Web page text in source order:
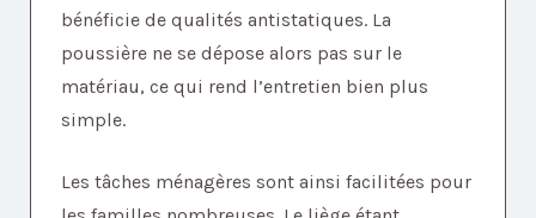
bénéficie de qualités antistatiques. La
poussière ne se dépose alors pas sur le
matériau, ce qui rend l’entretien bien plus
simple.
Les tâches ménagères sont ainsi facilitées pour